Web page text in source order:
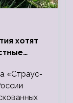
хотят
«Страус-